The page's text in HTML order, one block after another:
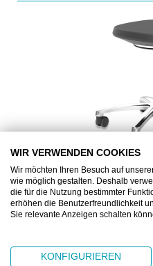
BI91272000521
HOCKER BIMOS LABSIT
SCHWARZ
Laborhocker mit Rollen
WIR VERWENDEN COOKIES
Wir möchten Ihren Besuch auf
wie möglich gestalten. Deshalb
die für die Nutzung bestimmter
erhöhen die Benutzerfreundlichkeit
Sie relevante Anzeigen schalten
KONFIGURIEREN